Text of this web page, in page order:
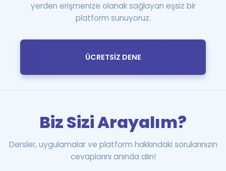
yerden erişmenize olanak sağlayan eşsiz bir
platform sunuyoruz.
ÜCRETSİZ DENE
Biz Sizi Arayalım?
Dersler, uygulamalar ve platform hakkındaki sorularınızın
cevaplarını anında alın!